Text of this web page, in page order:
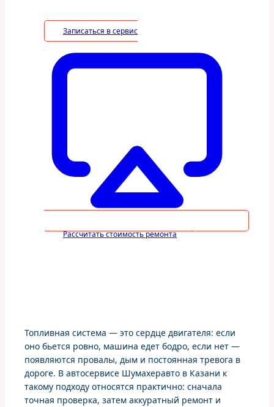
Записаться в сервис
Рассчитать стоимость ремонта
Топливная система — это сердце двигателя: если
оно бьется ровно, машина едет бодро, если нет —
появляются провалы, дым и постоянная тревога в
дороге. В автосервисе Шумахеравто в Казани к
такому подходу относятся практично: сначала
точная проверка, затем аккуратный ремонт и